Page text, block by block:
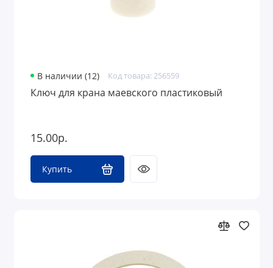
В наличии (12) Код товара: 256559
Ключ для крана маевского пластиковый
15.00р.
Купить